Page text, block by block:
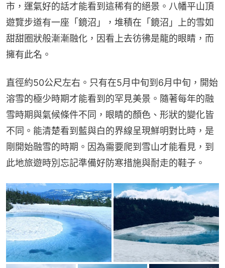
市，運氣好的話才能看到這稀有的絕景。八幡平山頂
遊覽步道有一座「鏡沼」，堆積在「鏡沼」上的雪如
甜甜圈狀般漸漸融化，因看上去彷彿是龍的眼睛，而
擁有此名。
直徑約50公尺左右。只有在5月中旬到6月中旬，開始
溶雪的極少時期才能看到的罕見美景。隨著每年的融
雪時期與氣候條件不同，眼睛的顏色、形狀的變化皆
不同。能清楚看到藍與白的界線呈現鮮明對比時，是
剛開始融雪的時期。因為需要爬到雪山才能看見，到
此地旅遊時別忘記準備好防寒措施與耐走的鞋子。